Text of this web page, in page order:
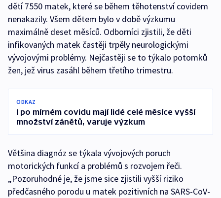
dětí 7550 matek, které se během těhotenství covidem
nenakazily. Všem dětem bylo v době výzkumu
maximálně deset měsíců. Odborníci zjistili, že děti
infikovaných matek častěji trpěly neurologickými
vývojovými problémy. Nejčastěji se to týkalo potomků
žen, jež virus zasáhl během třetího trimestru.
ODKAZ
I po mírném covidu mají lidé celé měsíce vyšší
množství zánětů, varuje výzkum
Většina diagnóz se týkala vývojových poruch
motorických funkcí a problémů s rozvojem řeči.
„Pozoruhodné je, že jsme sice zjistili vyšší riziko
předčasného porodu u matek pozitivních na SARS-CoV-